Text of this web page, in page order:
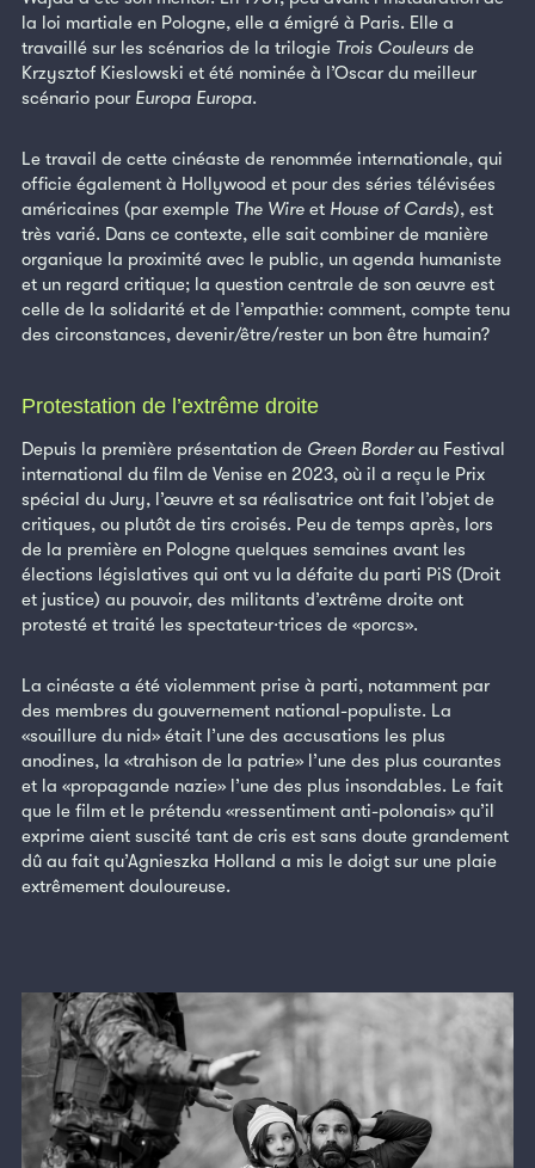
la loi martiale en Pologne, elle a émigré à Paris. Elle a
travaillé sur les scénarios de la trilogie Trois Couleurs de
Krzysztof Kieslowski et été nominée à l’Oscar du meilleur
scénario pour Europa Europa.
Le travail de cette cinéaste de renommée internationale, qui
officie également à Hollywood et pour des séries télévisées
américaines (par exemple The Wire et House of Cards), est
très varié. Dans ce contexte, elle sait combiner de manière
organique la proximité avec le public, un agenda humaniste
et un regard critique; la question centrale de son œuvre est
celle de la solidarité et de l’empathie: comment, compte tenu
des circonstances, devenir/être/rester un bon être humain?
Protestation de l’extrême droite
Depuis la première présentation de Green Borderau Festival
international du film de Venise en 2023, où il a reçu le Prix
spécial du Jury, l’œuvre et sa réalisatrice ont fait l’objet de
critiques, ou plutôt de tirs croisés. Peu de temps après, lors
de la première en Pologne quelques semaines avant les
élections législatives qui ont vu la défaite du parti PiS (Droit
et justice) au pouvoir, des militants d’extrême droite ont
protesté et traité les spectateur·trices de «porcs».
La cinéaste a été violemment prise à parti, notamment par
des membres du gouvernement national-populiste. La
«souillure du nid» était l’une des accusations les plus
anodines, la «trahison de la patrie» l’une des plus courantes
et la «propagande nazie» l’une des plus insondables. Le fait
que le film et le prétendu «ressentiment anti-polonais» qu’il
exprime aient suscité tant de cris est sans doute grandement
dû au fait qu’Agnieszka Holland a mis le doigt sur une plaie
extrêmement douloureuse.